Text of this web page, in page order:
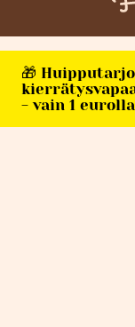
🎁
- vain 1